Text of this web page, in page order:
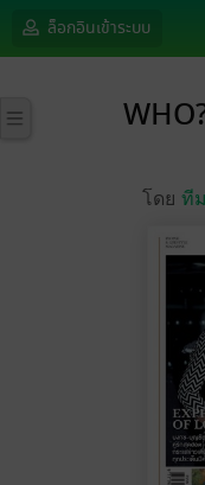
ล็อกอินเข้าระบบ
โดย ที